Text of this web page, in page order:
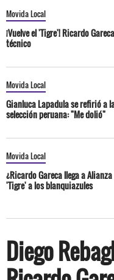
Movida Local
¡Vuelve el 'Tigre'! Ricardo
técnico
Movida Local
Gianluca Lapadula se refirió a
selección peruana: "Me dolió"
Movida Local
¿Ricardo Gareca llega a
'Tigre' a los blanquiazules
Diego